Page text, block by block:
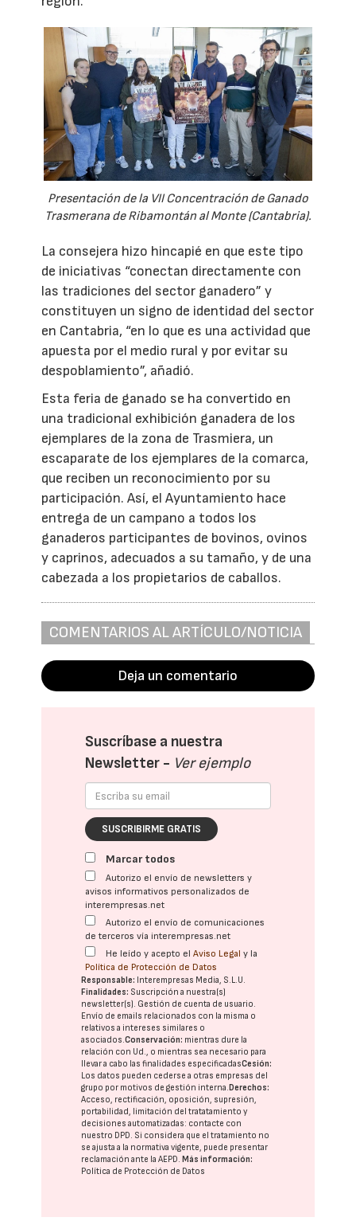
Presentación de la VII Concentración de Ganado
Trasmerana de Ribamontán al Monte (Cantabria).
La consejera hizo hincapié en que este tipo
de iniciativas “conectan directamente con
las tradiciones del sector ganadero” y
constituyen un signo de identidad del sector
en Cantabria, “en lo que es una actividad que
apuesta por el medio rural y por evitar su
despoblamiento”, añadió.
Esta feria de ganado se ha convertido en
una tradicional exhibición ganadera de los
ejemplares de la zona de Trasmiera, un
escaparate de los ejemplares de la comarca,
que reciben un reconocimiento por su
participación. Así, el Ayuntamiento hace
entrega de un campano a todos los
ganaderos participantes de bovinos, ovinos
y caprinos, adecuados a su tamaño, y de una
cabezada a los propietarios de caballos.
COMENTARIOS AL ARTÍCULO/NOTICIA
Deja un comentario
Suscríbase a nuestra
Newsletter - Ver ejemplo
SUSCRIBIRME GRATIS
Marcar todos
Autorizo el envío de newsletters y
avisos informativos personalizados de
interempresas.net
Autorizo el envío de comunicaciones
de terceros vía interempresas.net
He leído y acepto elAviso Legal y la
Política de Protección de Datos
Responsable: Interempresas Media, S.L.U.
Finalidades: Suscripción a nuestra(s)
newsletter(s). Gestión de cuenta de usuario.
Envío de emails relacionados con la misma o
relativos a intereses similares o
asociados.Conservación: mientras dure la
relación con Ud., o mientras sea necesario para
llevar a cabo las finalidades especificadasCesión:
Los datos pueden cederse a otras empresas del
grupo por motivos de gestión interna. Derechos:
Acceso, rectificación, oposición, supresión,
portabilidad, limitación del tratatamiento y
decisiones automatizadas: contacte con
nuestro DPD. Si considera que el tratamiento no
se ajusta a la normativa vigente, puede presentar
reclamación ante laAEPD. Más información:
Política de Protección de Datos